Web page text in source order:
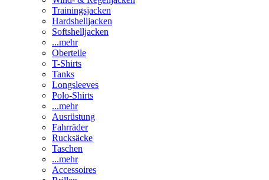
Trainingsjacken
Hardshelljacken
Softshelljacken
...mehr
Oberteile
T-Shirts
Tanks
Longsleeves
Polo-Shirts
...mehr
Ausrüstung
Fahrräder
Rucksäcke
Taschen
...mehr
Accessoires